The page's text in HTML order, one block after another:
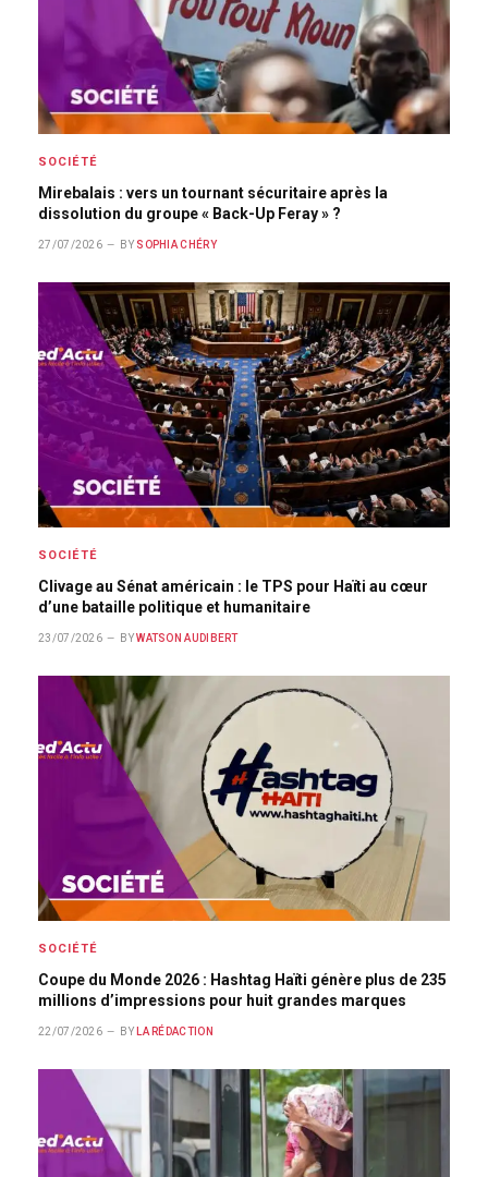
SOCIÉTÉ
Mirebalais : vers un tournant sécuritaire après la
dissolution du groupe « Back-Up Feray » ?
27/07/2026 BY SOPHIA CHÉRY
SOCIÉTÉ
Clivage au Sénat américain : le TPS pour Haïti au cœur
d’une bataille politique et humanitaire
23/07/2026 BY WATSON AUDIBERT
SOCIÉTÉ
Coupe du Monde 2026 : Hashtag Haïti génère plus de 235
millions d’impressions pour huit grandes marques
22/07/2026 BY LA RÉDACTION